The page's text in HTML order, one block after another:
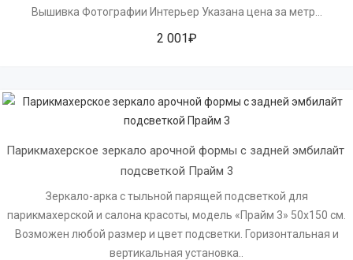
Вышивка Фотографии Интерьер Указана цена за метр...
2 001₽
Парикмахерское зеркало арочной формы с задней эмбилайт
подсветкой Прайм 3
Зеркало-арка с тыльной парящей подсветкой для
парикмахерской и салона красоты, модель «Прайм 3» 50х150 см.
Возможен любой размер и цвет подсветки. Горизонтальная и
вертикальная установка..